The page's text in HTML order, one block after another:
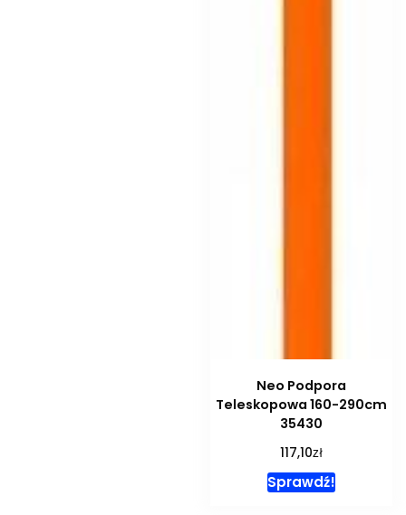
Neo Podpora
Teleskopowa 160-290cm
35430
117,10zł
Sprawdź!